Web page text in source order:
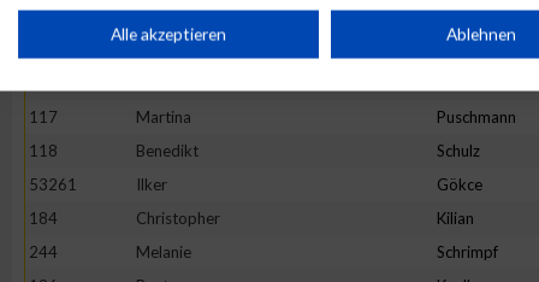
136
Olaf Bockwinkel
Andrej
117
Martina Puschmann
118
Benedikt Schulz
53261
Ilker Gökce
184
Christopher Kilian
244
Melanie Schrimpf
Speichern von oder Zugriff auf Informationen auf einem
Erstellung von Profilen für personalisierte Werbung
Verwendung von Profilen zur Auswahl personalisierter Werbung
Alle akzeptieren Ablehnen